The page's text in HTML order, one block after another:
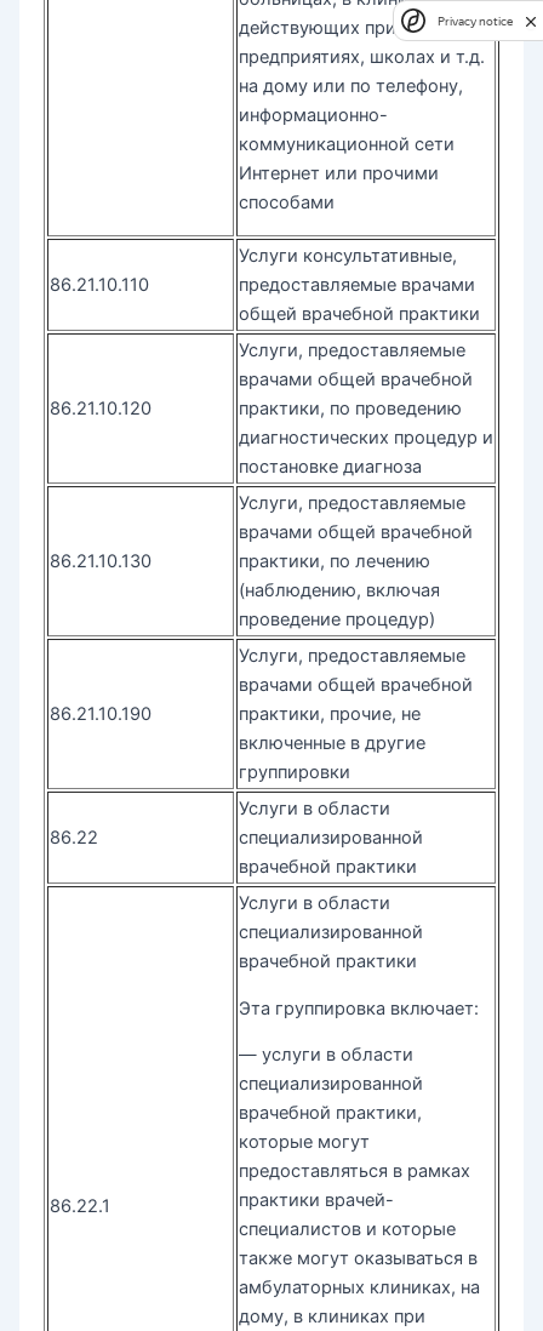
действующих при
предприятиях, школах и т.д.
на дому или по телефону,
информационно-
коммуникационной сети
Интернет или прочими
способами
86.21.10.110
Услуги консультативные,
предоставляемые врачами
общей врачебной практики
86.21.10.120
Услуги, предоставляемые
врачами общей врачебной
практики, по проведению
диагностических процедур и
постановке диагноза
86.21.10.130
Услуги, предоставляемые
врачами общей врачебной
практики, по лечению
(наблюдению, включая
проведение процедур)
86.21.10.190
Услуги, предоставляемые
врачами общей врачебной
практики, прочие, не
включенные в другие
группировки
86.22
Услуги в области
специализированной
врачебной практики
86.22.1
Услуги в области
специализированной
врачебной практики
Эта группировка включает:
— услуги в области
специализированной
врачебной практики,
которые могут
предоставляться в рамках
практики врачей-
специалистов и которые
также могут оказываться в
амбулаторных клиниках, на
дому, в клиниках при
Privacy notice